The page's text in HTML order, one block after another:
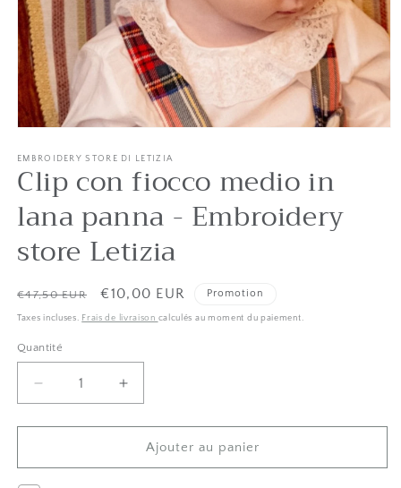
média
1
dans
fenêtre
modale
EMBROIDERY STORE DI LETIZIA
Clip con fiocco medio in
lana panna - Embroidery
store Letizia
Liste
des
€47,50 EUR
Prix
​​
vente
€10,00 EUR Promotion
Taxes incluses. Frais de livraison calculés au moment du paiement.
Quantité
Quantité
Diminuer
la
quantité
Clip
Augmenter
le
montant
pour
Clip
Ajouter au panier